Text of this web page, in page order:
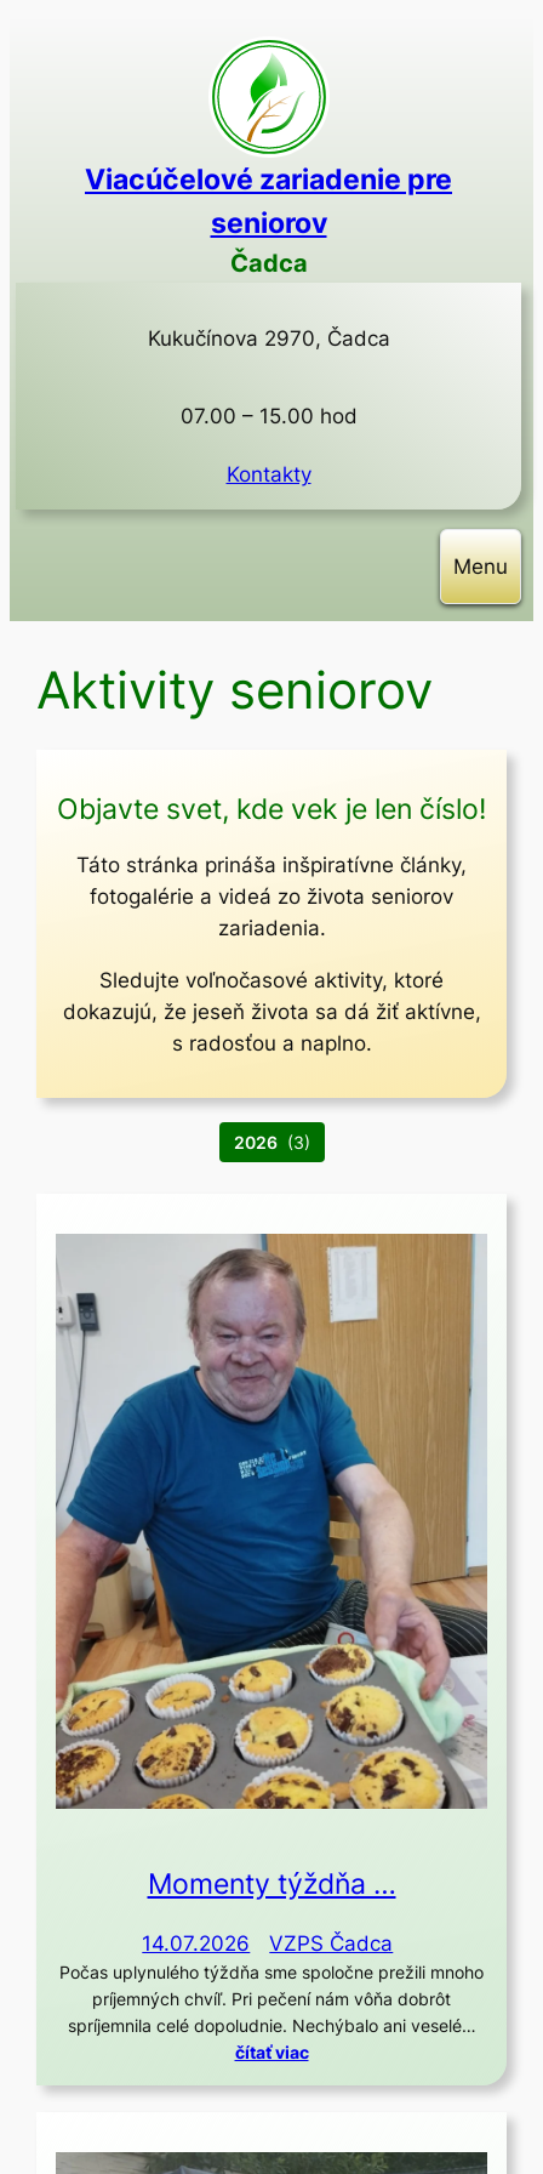
Viacúčelové zariadenie pre
seniorov
Čadca
Kukučínova 2970, Čadca
07.00 – 15.00 hod
Kontakty
Menu
Aktivity seniorov
Objavte svet, kde vek je len číslo!
Táto stránka prináša inšpiratívne články,
fotogalérie a videá zo života seniorov
zariadenia.
Sledujte voľnočasové aktivity, ktoré
dokazujú, že jeseň života sa dá žiť aktívne,
s radosťou a naplno.
2026 (3)
Momenty týždňa …
14.07.2026 VZPS Čadca
Počas uplynulého týždňa sme spoločne prežili mnoho
príjemných chvíľ. Pri pečení nám vôňa dobrôt
spríjemnila celé dopoludnie. Nechýbalo ani veselé…
čítať viac